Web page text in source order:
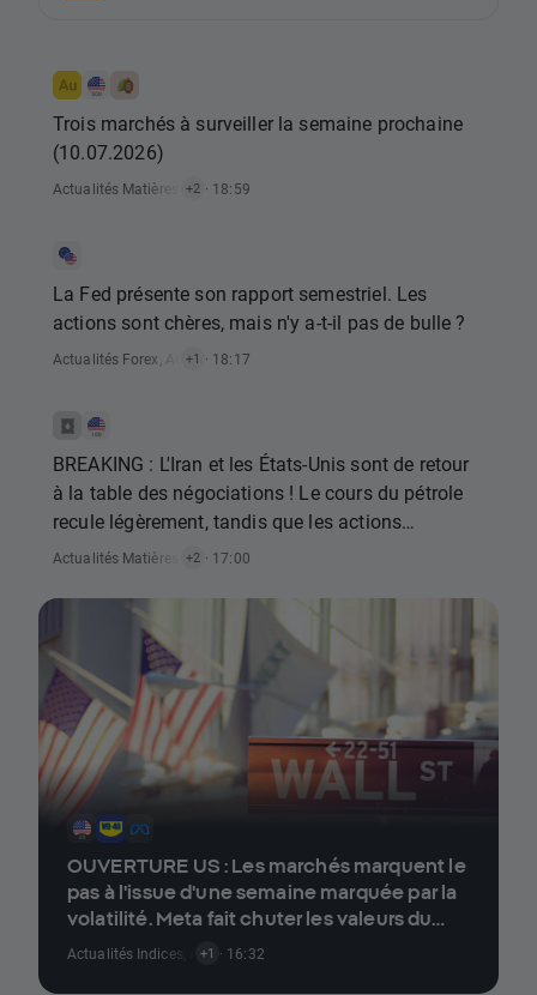
Trois marchés à surveiller la semaine prochaine
(10.07.2026)
Actualités Matières Premières,
+2 · 18:59
La Fed présente son rapport semestriel. Les
actions sont chères, mais n'y a-t-il pas de bulle ?
Actualités Forex Actualités Rapports Économiques
+1 · 18:17
BREAKING : L'Iran et les États-Unis sont de retour
à la table des négociations ! Le cours du pétrole
recule légèrement, tandis que les actions
progressent légèrement !
Actualités Matières Premières,
+2 · 17:00
OUVERTURE US : Les marchés marquent le
pas à l'issue d'une semaine marquée par la
volatilité. Meta fait chuter les valeurs du
secteur des semi-conducteurs (10.07.2026)
Actualités Indices Actualités Actions
+1 · 16:32